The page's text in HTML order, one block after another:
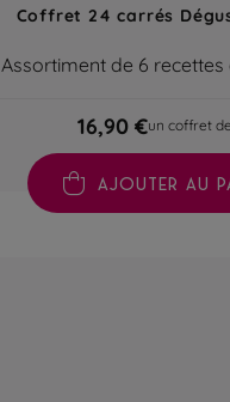
Coffret 24 carrés
Assortiment de 6
16,90 €un coffret
AJOUTER AU